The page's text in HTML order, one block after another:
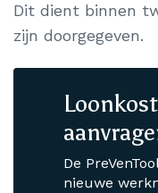
Dit dient binnen
zijn doorgegeven.
De
nieuwe